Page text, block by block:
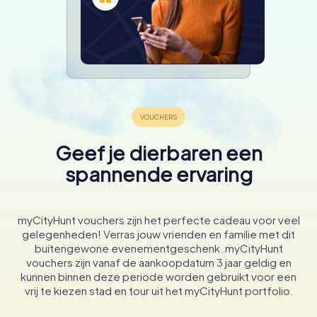
Geef je dierbaren een
spannende ervaring
myCityHunt vouchers zijn het perfecte cadeau voor veel
gelegenheden! Verras jouw vrienden en familie met dit
buitengewone evenementgeschenk. myCityHunt
vouchers zijn vanaf de aankoopdatum 3 jaar geldig en
kunnen binnen deze periode worden gebruikt voor een
vrij te kiezen stad en tour uit het myCityHunt portfolio.